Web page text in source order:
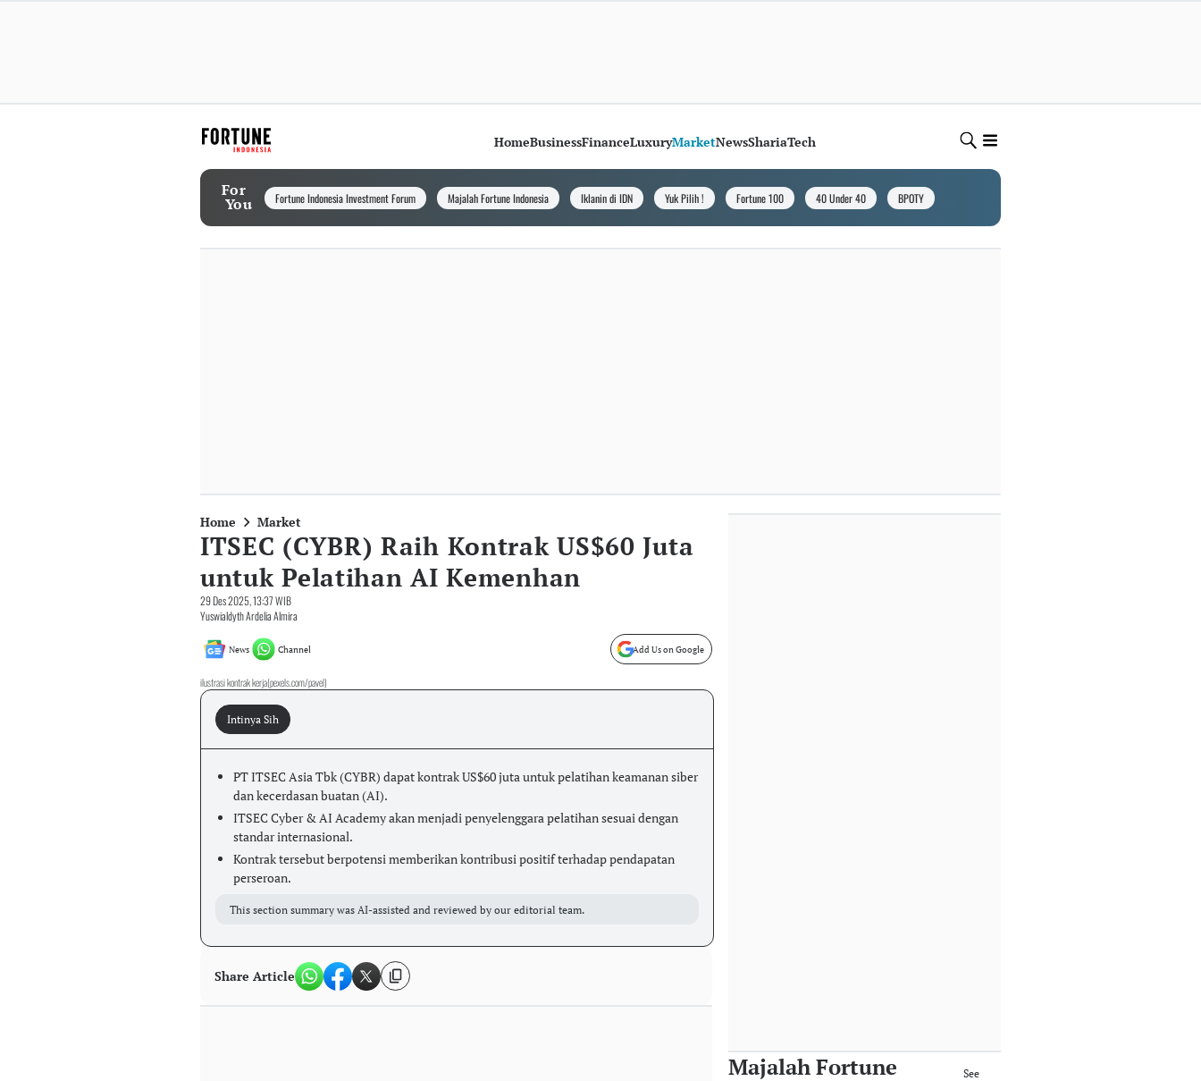
HomeBusinessFinanceLuxuryMarketNewsShariaTech
For
You Fortune Indonesia Investment Forum Majalah Fortune Indonesia Iklanin di IDN Yuk Pilih ! Fortune 100 40 Under 40 BPOTY
Home Market
ITSEC (CYBR) Raih Kontrak US$60 Juta
untuk Pelatihan AI Kemenhan
29 Des 2025, 13:37 WIB
Yuswialdyth Ardelia Almira
News Channel Add Us on Google
ilustrasi kontrak kerja(pexels.com/pavel)
Intinya Sih
PT ITSEC Asia Tbk (CYBR) dapat kontrak US$60 juta untuk pelatihan keamanan siber
dan kecerdasan buatan (AI).
ITSEC Cyber & AI Academy akan menjadi penyelenggara pelatihan sesuai dengan
standar internasional.
Kontrak tersebut berpotensi memberikan kontribusi positif terhadap pendapatan
perseroan.
This section summary was AI-assisted and reviewed by our editorial team.
Share Article
Majalah Fortune
See